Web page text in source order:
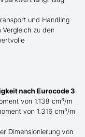
und Handling
zu den
nach Eurocode 3
von 1.138 cm³/m
von 1.316 cm³/m
Dimensionierung von